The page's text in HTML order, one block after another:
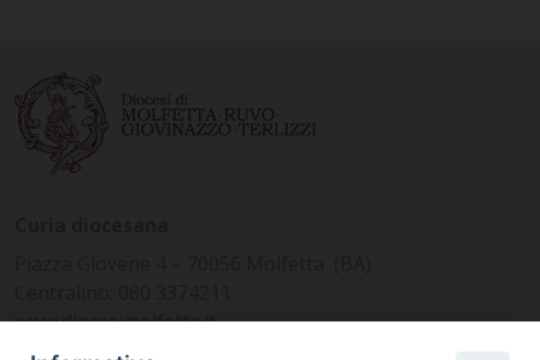
www.diocesimolfetta.it –
diocesimolfetta@pec.chiesacattolica.it